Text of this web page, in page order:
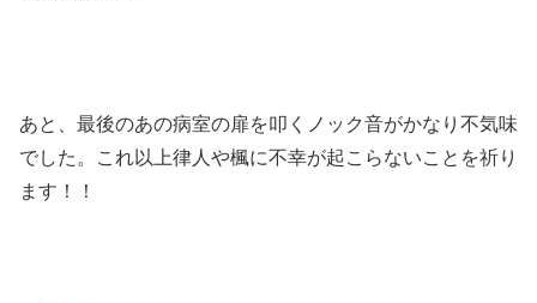
あと、最後のあの病室の扉を叩くノック音がかなり不気味
でした。これ以上律人や楓に不幸が起こらないことを祈り
ます！！